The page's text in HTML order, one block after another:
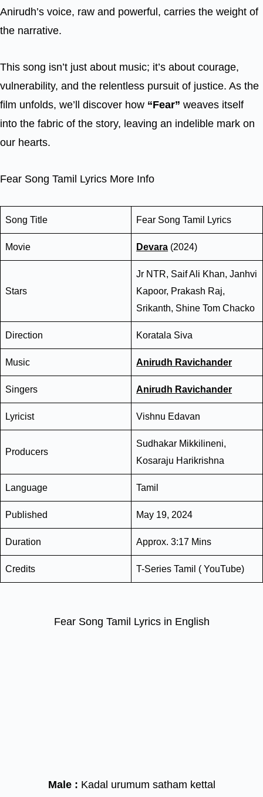
Anirudh’s voice, raw and powerful, carries the weight of
the narrative.
This song isn’t just about music; it’s about courage,
vulnerability, and the relentless pursuit of justice. As the
film unfolds, we’ll discover how “Fear” weaves itself
into the fabric of the story, leaving an indelible mark on
our hearts.
Fear Song Tamil Lyrics More Info
Song Title Fear Song Tamil Lyrics
Movie Devara (2024)
Stars
Jr NTR, Saif Ali Khan, Janhvi
Kapoor, Prakash Raj,
Srikanth, Shine Tom Chacko
Direction Koratala Siva
Music Anirudh Ravichander
Singers Anirudh Ravichander
Lyricist Vishnu Edavan
Producers
Sudhakar Mikkilineni,
Kosaraju Harikrishna
Language Tamil
Published May 19, 2024
Duration Approx. 3:17 Mins
Credits T-Series Tamil ( YouTube)
Fear Song Tamil Lyrics in English
Male : Kadal urumum satham kettal